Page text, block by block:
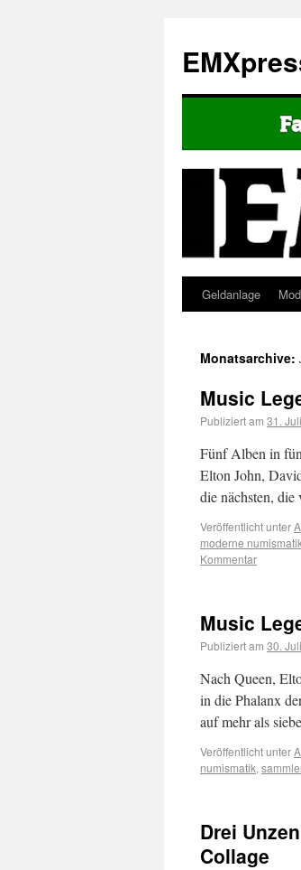
Geldanlage
Monatsarchive:
Music
Publiziert am 31.
Fünf Alben in
Elton John,
die nächsten,
Veröffentlicht unter
moderne
Kommentar
Music
Publiziert am 30.
Nach Queen,
in die Phalanx
auf mehr als
Veröffentlicht unter
numismatik,
Drei
Collage